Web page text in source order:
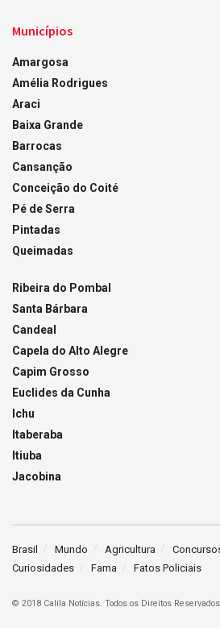
Municípios
Amargosa
Amélia Rodrigues
Araci
Baixa Grande
Barrocas
Cansanção
Conceição do Coité
Pé de Serra
Pintadas
Queimadas
Ribeira do Pombal
Santa Bárbara
Candeal
Capela do Alto Alegre
Capim Grosso
Euclides da Cunha
Ichu
Itaberaba
Itiuba
Jacobina
Brasil Mundo Agricultura
Curiosidades
Fama Fatos Policiais
© 2018 Calila Notícias. Todos os Direitos